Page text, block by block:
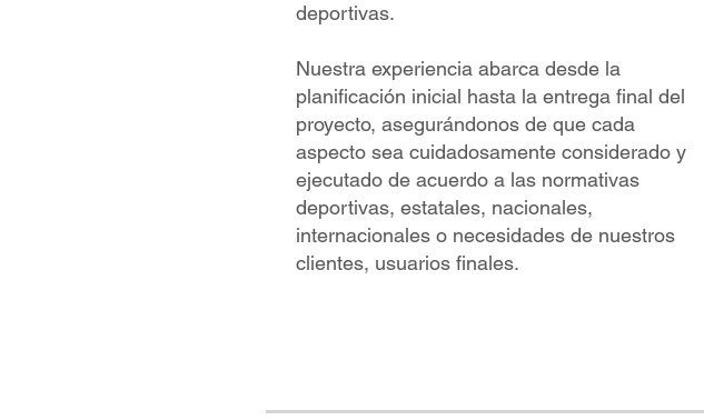
deportivas.
Nuestra experiencia abarca desde la
planificación inicial hasta la entrega final del
proyecto, asegurándonos de que cada
aspecto sea cuidadosamente considerado y
ejecutado de acuerdo a las normativas
deportivas, estatales, nacionales,
internacionales o necesidades de nuestros
clientes, usuarios finales.